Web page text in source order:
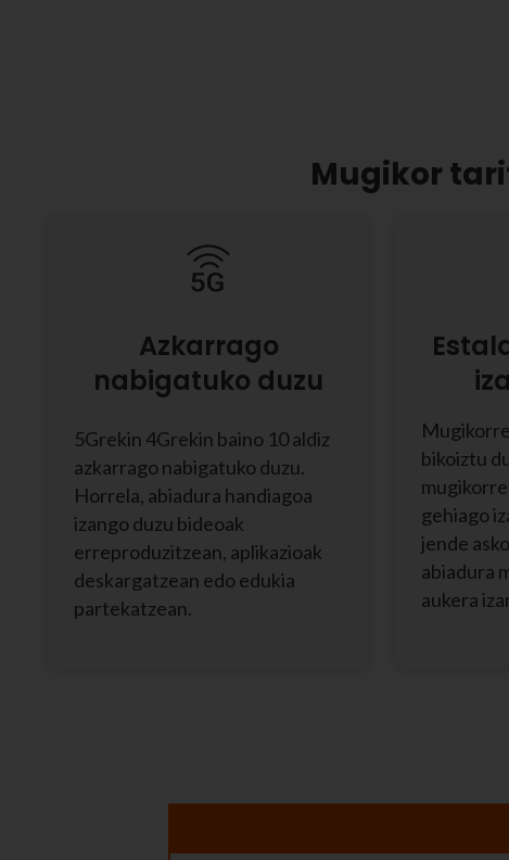
Mugikor
Azkarrago
nabigatuko duzu
5Grekin 4Grekin baino 10 aldiz
azkarrago nabigatuko duzu.
Horrela, abiadura handiagoa
izango duzu bideoak
erreproduzitzean, aplikazioak
deskargatzean edo edukia
partekatzean.
bikoiztu
gehiago
jende
abiadura
aukera